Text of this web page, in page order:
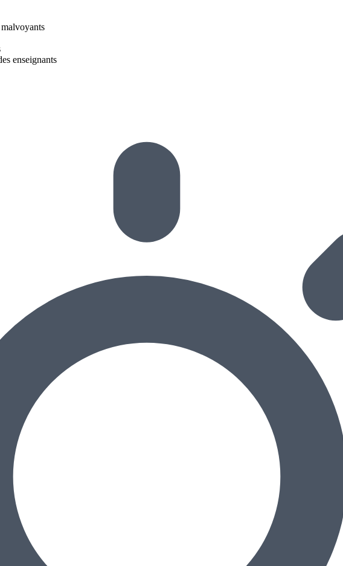
enseignants